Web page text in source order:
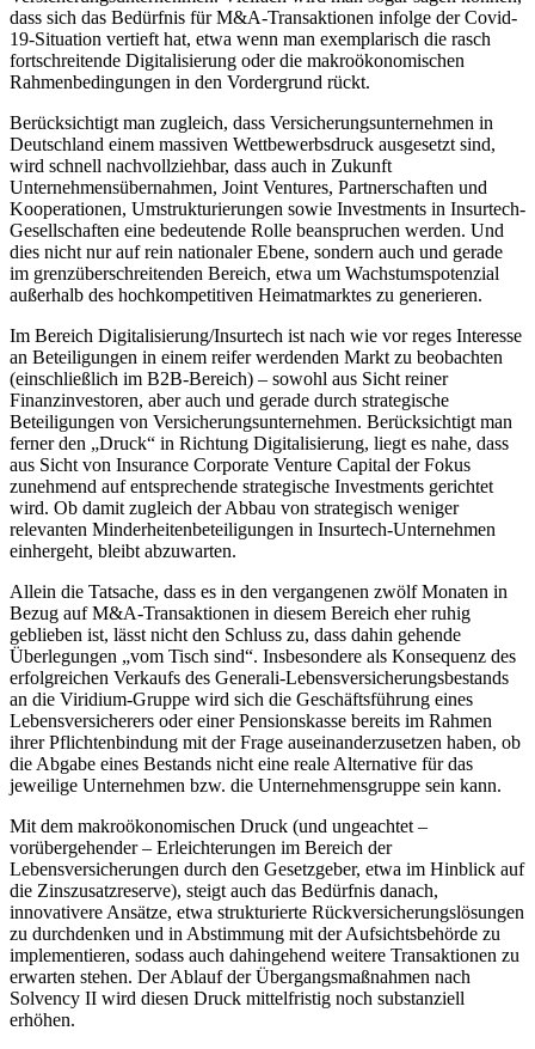
dass sich das Bedürfnis für M&A-Transaktionen infolge der Covid-
19-Situation vertieft hat, etwa wenn man exemplarisch die rasch
fortschreitende Digitalisierung oder die makroökonomischen
Rahmenbedingungen in den Vordergrund rückt.
Berücksichtigt man zugleich, dass Versicherungsunternehmen in
Deutschland einem massiven Wettbewerbsdruck ausgesetzt sind,
wird schnell nachvollziehbar, dass auch in Zukunft
Unternehmensübernahmen, Joint Ventures, Partnerschaften und
Kooperationen, Umstrukturierungen sowie Investments in Insurtech-
Gesellschaften eine bedeutende Rolle beanspruchen werden. Und
dies nicht nur auf rein nationaler Ebene, sondern auch und gerade
im grenzüberschreitenden Bereich, etwa um Wachstumspotenzial
außerhalb des hochkompetitiven Heimatmarktes zu generieren.
Im Bereich Digitalisierung/Insurtech ist nach wie vor reges Interesse
an Beteiligungen in einem reifer werdenden Markt zu beobachten
(einschließlich im B2B-Bereich) – sowohl aus Sicht reiner
Finanzinvestoren, aber auch und gerade durch strategische
Beteiligungen von Versicherungsunternehmen. Berücksichtigt man
ferner den „Druck“ in Richtung Digitalisierung, liegt es nahe, dass
aus Sicht von Insurance Corporate Venture Capital der Fokus
zunehmend auf entsprechende strategische Investments gerichtet
wird. Ob damit zugleich der Abbau von strategisch weniger
relevanten Minderheitenbeteiligungen in Insurtech-Unternehmen
einhergeht, bleibt abzuwarten.
Allein die Tatsache, dass es in den vergangenen zwölf Monaten in
Bezug auf M&A-Transaktionen in diesem Bereich eher ruhig
geblieben ist, lässt nicht den Schluss zu, dass dahin gehende
Überlegungen „vom Tisch sind“. Insbesondere als Konsequenz des
erfolgreichen Verkaufs des Generali-Lebensversicherungsbestands
an die Viridium-Gruppe wird sich die Geschäftsführung eines
Lebensversicherers oder einer Pensionskasse bereits im Rahmen
ihrer Pflichtenbindung mit der Frage auseinanderzusetzen haben, ob
die Abgabe eines Bestands nicht eine reale Alternative für das
jeweilige Unternehmen bzw. die Unternehmensgruppe sein kann.
Mit dem makroökonomischen Druck (und ungeachtet –
vorübergehender – Erleichterungen im Bereich der
Lebensversicherungen durch den Gesetzgeber, etwa im Hinblick auf
die Zinszusatzreserve), steigt auch das Bedürfnis danach,
innovativere Ansätze, etwa strukturierte Rückversicherungslösungen
zu durchdenken und in Abstimmung mit der Aufsichtsbehörde zu
implementieren, sodass auch dahingehend weitere Transaktionen zu
erwarten stehen. Der Ablauf der Übergangsmaßnahmen nach
Solvency II wird diesen Druck mittelfristig noch substanziell
erhöhen.